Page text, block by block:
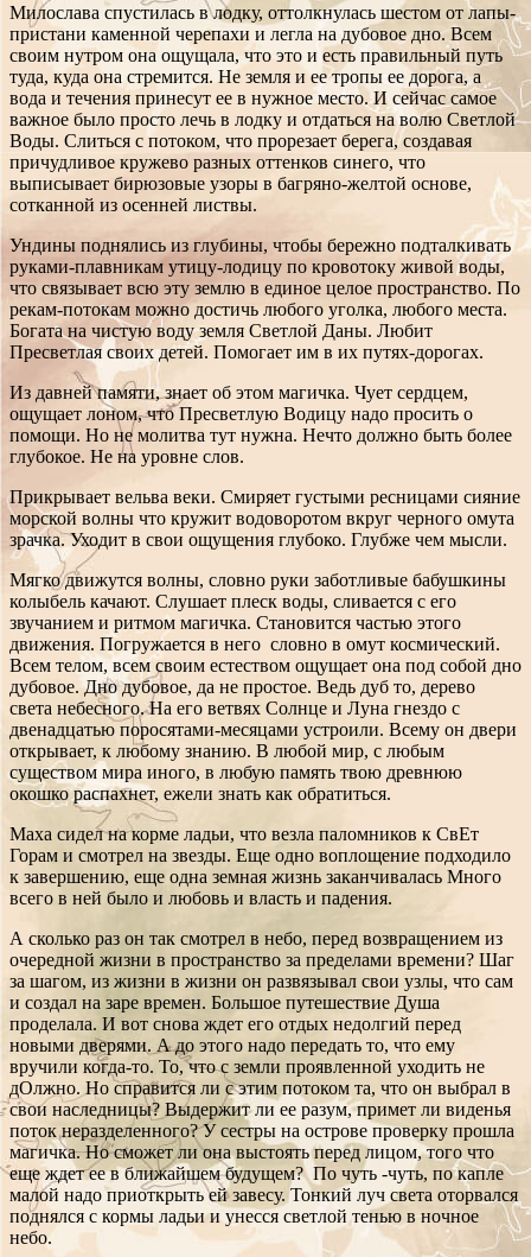
Милослава спустилась в лодку, оттолкнулась шестом от лапы-
пристани каменной черепахи и легла на дубовое дно. Всем
своим нутром она ощущала, что это и есть правильный путь
туда, куда она стремится. Не земля и ее тропы ее дорога, а
вода и течения принесут ее в нужное место. И сейчас самое
важное было просто лечь в лодку и отдаться на волю Светлой
Воды. Слиться с потоком, что прорезает берега, создавая
причудливое кружево разных оттенков синего, что
выписывает бирюзовые узоры в багряно-желтой основе,
сотканной из осенней листвы.
Ундины поднялись из глубины, чтобы бережно подталкивать
руками-плавникам утицу-лодицу по кровотоку живой воды,
что связывает всю эту землю в единое целое пространство. По
рекам-потокам можно достичь любого уголка, любого места.
Богата на чистую воду земля Светлой Даны. Любит
Пресветлая своих детей. Помогает им в их путях-дорогах.
Из давней памяти, знает об этом магичка. Чует сердцем,
ощущает лоном, что Пресветлую Водицу надо просить о
помощи. Но не молитва тут нужна. Нечто должно быть более
глубокое. Не на уровне слов.
Прикрывает вельва веки. Смиряет густыми ресницами сияние
морской волны что кружит водоворотом вкруг черного омута
зрачка. Уходит в свои ощущения глубоко. Глубже чем мысли.
Мягко движутся волны, словно руки заботливые бабушкины
колыбель качают. Слушает плеск воды, сливается с его
звучанием и ритмом магичка. Становится частью этого
движения. Погружается в него словно в омут космический.
Всем телом, всем своим естеством ощущает она под собой дно
дубовое. Дно дубовое, да не простое. Ведь дуб то, дерево
света небесного. На его ветвях Солнце и Луна гнездо с
двенадцатью поросятами-месяцами устроили. Всему он двери
открывает, к любому знанию. В любой мир, с любым
существом мира иного, в любую память твою древнюю
окошко распахнет, ежели знать как обратиться.
Маха сидел на корме ладьи, что везла паломников к СвЕт
Горам и смотрел на звезды. Еще одно воплощение подходило
к завершению, еще одна земная жизнь заканчивалась Много
всего в ней было и любовь и власть и падения.
А сколько раз он так смотрел в небо, перед возвращением из
очередной жизни в пространство за пределами времени? Шаг
за шагом, из жизни в жизни он развязывал свои узлы, что сам
и создал на заре времен. Большое путешествие Душа
проделала. И вот снова ждет его отдых недолгий перед
новыми дверями. А до этого надо передать то, что ему
вручили когда-то. То, что с земли проявленной уходить не
дОлжно. Но справится ли с этим потоком та, что он выбрал в
свои наследницы? Выдержит ли ее разум, примет ли виденья
поток неразделенного? У сестры на острове проверку прошла
магичка. Но сможет ли она выстоять перед лицом, того что
еще ждет ее в ближайшем будущем? По чуть -чуть, по капле
малой надо приоткрыть ей завесу. Тонкий луч света оторвался
поднялся с кормы ладьи и унесся светлой тенью в ночное
небо.